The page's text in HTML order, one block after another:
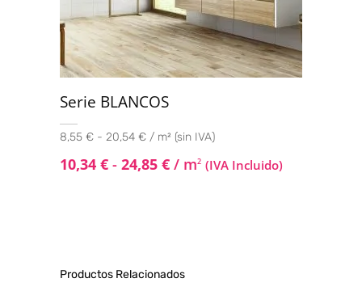
Serie BLANCOS
8,55 € - 20,54 € / m² (sin IVA)
10,34 € - 24,85 € / m2 (IVA Incluido)
Productos Relacionados